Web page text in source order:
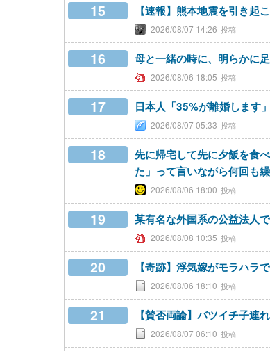
15 【速報】熊本地震を引き起
2026/08/07 14:26
16 母と一緒の時に、明らかに
2026/08/06 18:05
17 日本人「35%が離婚します
2026/08/07 05:33
18
先に帰宅して先に夕飯を食
た」って言いながら何回も
2026/08/06 18:00
19 某有名な外国系の公益法人
2026/08/08 10:35
20 【奇跡】浮気嫁がモラハラ
2026/08/06 18:10
21 【賛否両論】バツイチ子連
2026/08/07 06:10